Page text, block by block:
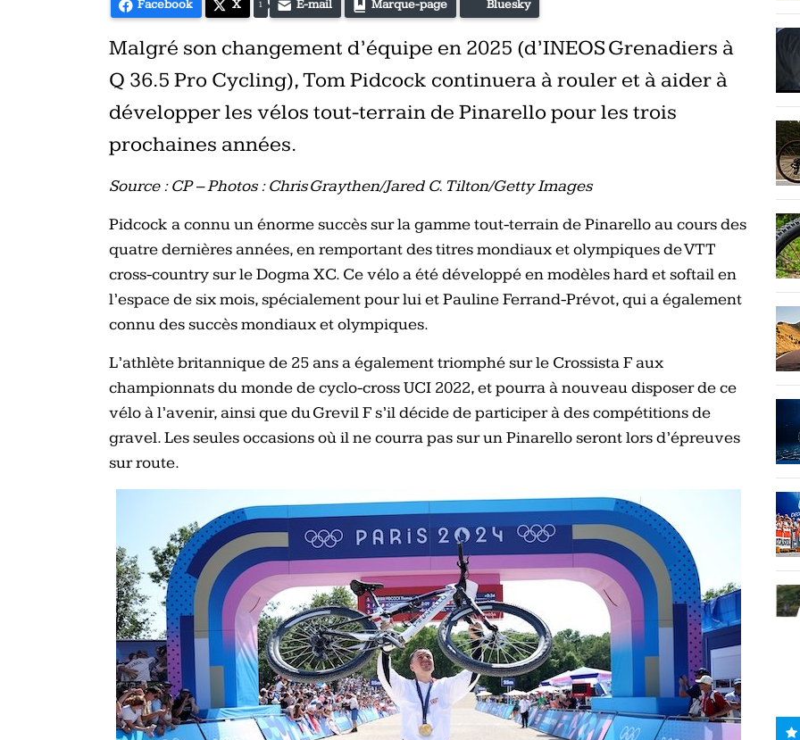
Facebook X 1 E-mail Marque-page Bluesky
Malgré son changement d’équipe en 2025 (d’INEOS Grenadiers à
Q 36.5 Pro Cycling), Tom Pidcock continuera à rouler et à aider à
développer les vélos tout-terrain de Pinarello pour les trois
prochaines années.
Source : CP – Photos : Chris Graythen/Jared C. Tilton/Getty Images
Pidcock a connu un énorme succès sur la gamme tout-terrain de Pinarello au cours des
quatre dernières années, en remportant des titres mondiaux et olympiques de VTT
cross-country sur le Dogma XC. Ce vélo a été développé en modèles hard et softail en
l’espace de six mois, spécialement pour lui et Pauline Ferrand-Prévot, qui a également
connu des succès mondiaux et olympiques.
L’athlète britannique de 25 ans a également triomphé sur le Crossista F aux
championnats du monde de cyclo-cross UCI 2022, et pourra à nouveau disposer de ce
vélo à l’avenir, ainsi que du Grevil F s’il décide de participer à des compétitions de
gravel. Les seules occasions où il ne courra pas sur un Pinarello seront lors d’épreuves
sur route.